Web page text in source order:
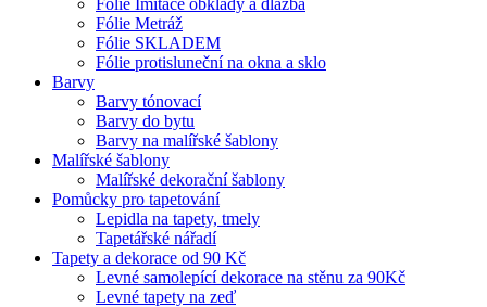
Fólie Metráž
Fólie SKLADEM
Fólie protisluneční na okna a sklo
Barvy
Barvy tónovací
Barvy do bytu
Barvy na malířské šablony
Malířské šablony
Malířské dekorační šablony
Pomůcky pro tapetování
Lepidla na tapety, tmely
Tapetářské nářadí
Tapety a dekorace od 90 Kč
Levné samolepící dekorace na stěnu za 90Kč
Levné tapety na zeď